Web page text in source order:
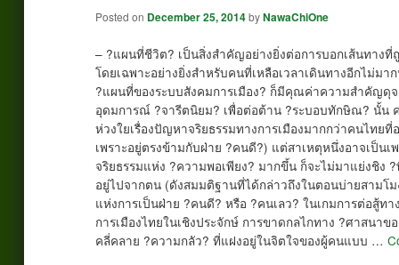
Posted on December 25, 2014byNawaChiOne
– ?แผนที่ชีวิต? เป็นสิ่งสำคัญอย่างยิ่งต่อการบอกเส้นทาง
โดยเฉพาะอย่างยิ่งสำหรับคนที่เหลือเวลาเดินทางอีกไม่ม
?แผนที่ของระบบสังคมการเมือง? ก็มีคุณค่าความสำคัญดุ
อุดมการณ์ ?จารีตนิยม? เพื่อต่อต้าน ?ระบอบทักษิณ? นั้น
ห่วงใยเรื่องปัญหาจริยธรรมทางการเมืองมากกว่าคนไทย
เพราะอยู่ตรงข้ามกับฝ่าย ?คนดี?) แต่สาเหตุหนึ่งอาจเป็น
จริยธรรมแห่ง ?ความพอเพียง? มากขึ้น ก็จะไม่มาแย่งชิง
อยู่ไปจากตน (ดังสมมติฐานที่ได้กล่าวถึงในตอนบ่ายสามโ
แห่งการเป็นฝ่าย ?คนดี? หรือ ?คนเลว? ในเกมการต่อสู้ท
การเมืองไทยในเชิงประจักษ์ การขาดกลไกทาง ?ศาสนา
คลี่คลาย ?ความกลัว? ที่แฝงอยู่ในจิตใจของผู้คนแบบ …